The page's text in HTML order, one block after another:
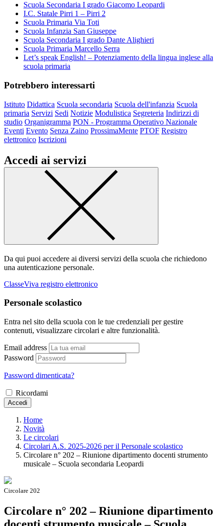
Scuola Secondaria I grado Giacomo Leopardi
I.C. Statale Pirri 1 – Pirri 2
Scuola Primaria Via Toti
Scuola Infanzia San Giuseppe
Scuola Secondaria I grado Dante Alighieri
Scuola Primaria Marcello Serra
Let’s speak English! – Potenziamento della lingua inglese alla
scuola primaria
Potrebbero interessarti
Istituto Didattica Scuola secondaria Scuola dell'infanzia Scuola
primaria Servizi Sedi Notizie Modulistica Segreteria Indirizzi di
studio Organigramma PON - Programma Operativo Nazionale
Eventi Evento Senza Zaino ProssimaMente PTOF Registro
elettronico Iscrizioni
Accedi ai servizi
Da qui puoi accedere ai diversi servizi della scuola che richiedono
una autenticazione personale.
ClasseViva registro elettronico
Personale scolastico
Entra nel sito della scuola con le tue credenziali per gestire
contenuti, visualizzare circolari e altre funzionalità.
Email address
Password
Password dimenticata?
Ricordami
Accedi
Home
Novità
Le circolari
Circolari A.S. 2025-2026 per il Personale scolastico
Circolare n° 202 – Riunione dipartimento docenti strumento
musicale – Scuola secondaria Leopardi
Circolare 202
Circolare n° 202 – Riunione dipartimento